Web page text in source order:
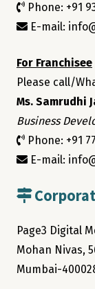
Phone: +91
E-mail:
For Franchisee
Please call/
Ms. Samrudhi
Business
Phone: +91
E-mail:
Page3 Digital
Mohan Nivas,
Mumbai-